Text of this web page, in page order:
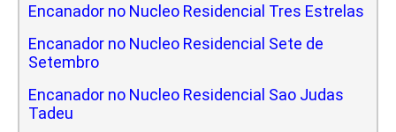
Encanador no Nucleo Residencial Tres Estrelas
Encanador no Nucleo Residencial Sete de
Setembro
Encanador no Nucleo Residencial Sao Judas
Tadeu